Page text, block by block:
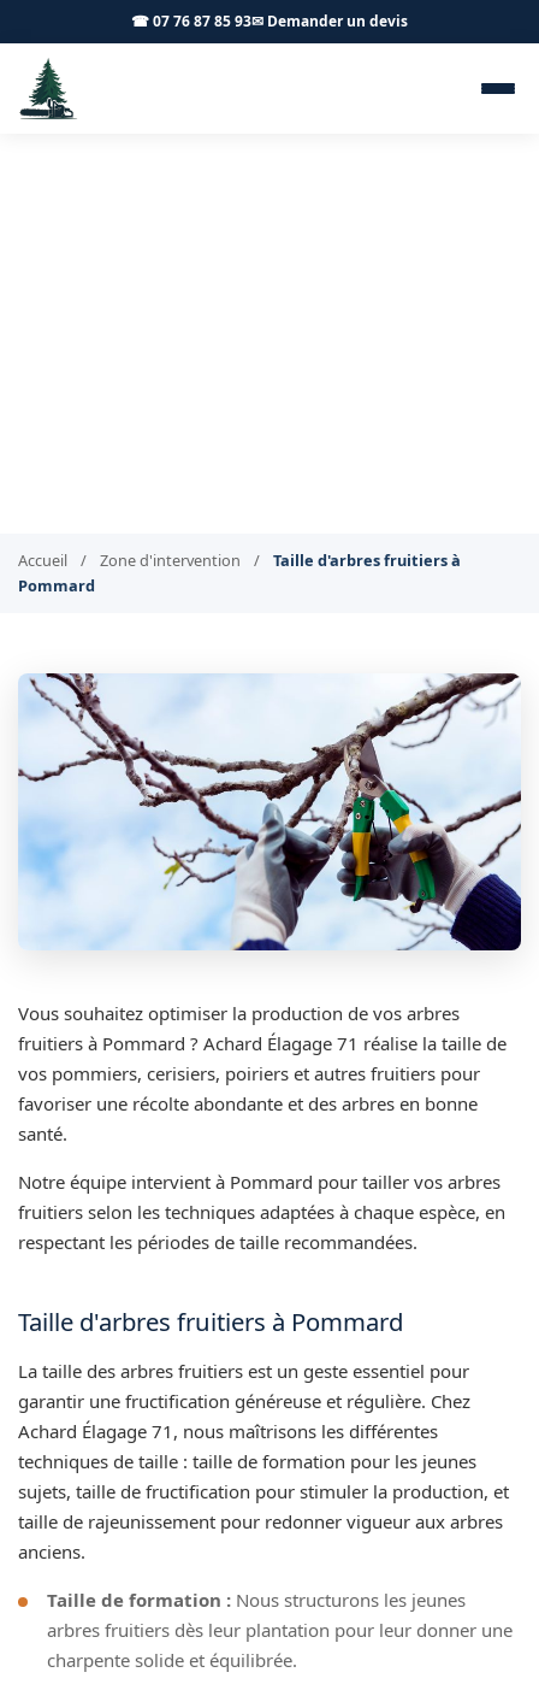
☎ 07 76 87 85 93✉ Demander un devis
Accueil / Zone d'intervention /
Taille d'arbres fruitiers à
Pommard
Vous souhaitez optimiser la production de vos arbres
fruitiers à Pommard ? Achard Élagage 71 réalise la taille de
vos pommiers, cerisiers, poiriers et autres fruitiers pour
favoriser une récolte abondante et des arbres en bonne
santé.
Notre équipe intervient à Pommard pour tailler vos arbres
fruitiers selon les techniques adaptées à chaque espèce, en
respectant les périodes de taille recommandées.
Taille d'arbres fruitiers à Pommard
La taille des arbres fruitiers est un geste essentiel pour
garantir une fructification généreuse et régulière. Chez
Achard Élagage 71, nous maîtrisons les différentes
techniques de taille : taille de formation pour les jeunes
sujets, taille de fructification pour stimuler la production, et
taille de rajeunissement pour redonner vigueur aux arbres
anciens.
Taille de formation : Nous structurons les jeunes
arbres fruitiers dès leur plantation pour leur donner une
charpente solide et équilibrée.